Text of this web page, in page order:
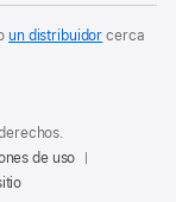
un distribuidor cerca
de uso